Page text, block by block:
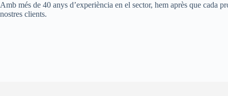
Amb més de 40 anys d’experiència en el sector, hem après que cada
nostres clients.